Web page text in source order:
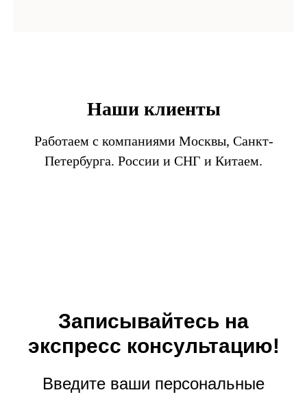
Наши клиенты
Работаем с компаниями Москвы, Санкт-
Петербурга. России и СНГ и Китаем.
Записывайтесь на
экспресс консультацию!
Введите ваши персональные